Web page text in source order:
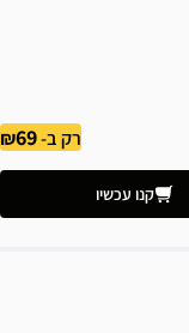
רק ב-69
קנו עכשיו